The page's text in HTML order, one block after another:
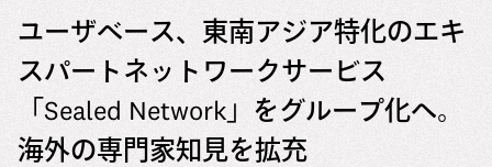
マテリアリティの特定アプローチ
ESG推進体制
ESGデータ
ユーザベースの多様性の現状
現在の取り組み
コミットメント
DEIBレポート
メッセージ
中途採用
新卒採用
ユーザベースの働き方
会社情報
会社情報
Uzabase Journal
Uzabase Global
ユーザベース、東南アジア特化のエキ
スパートネットワークサービス
「Sealed Network」をグループ化へ。
海外の専門家知見を拡充